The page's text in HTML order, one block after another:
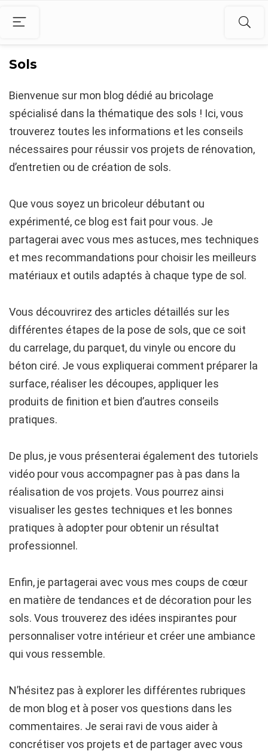
Sols
Bienvenue sur mon blog dédié au bricolage
spécialisé dans la thématique des sols ! Ici, vous
trouverez toutes les informations et les conseils
nécessaires pour réussir vos projets de rénovation,
d’entretien ou de création de sols.
Que vous soyez un bricoleur débutant ou
expérimenté, ce blog est fait pour vous. Je
partagerai avec vous mes astuces, mes techniques
et mes recommandations pour choisir les meilleurs
matériaux et outils adaptés à chaque type de sol.
Vous découvrirez des articles détaillés sur les
différentes étapes de la pose de sols, que ce soit
du carrelage, du parquet, du vinyle ou encore du
béton ciré. Je vous expliquerai comment préparer la
surface, réaliser les découpes, appliquer les
produits de finition et bien d’autres conseils
pratiques.
De plus, je vous présenterai également des tutoriels
vidéo pour vous accompagner pas à pas dans la
réalisation de vos projets. Vous pourrez ainsi
visualiser les gestes techniques et les bonnes
pratiques à adopter pour obtenir un résultat
professionnel.
Enfin, je partagerai avec vous mes coups de cœur
en matière de tendances et de décoration pour les
sols. Vous trouverez des idées inspirantes pour
personnaliser votre intérieur et créer une ambiance
qui vous ressemble.
N’hésitez pas à explorer les différentes rubriques
de mon blog et à poser vos questions dans les
commentaires. Je serai ravi de vous aider à
concrétiser vos projets et de partager avec vous